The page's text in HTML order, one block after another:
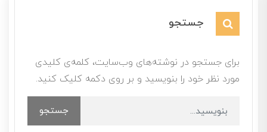
جستجو
برای جستجو در نوشته‌های وب‌سایت، کلمه‌ی کلیدی
مورد نظر خود را بنویسید و بر روی دکمه کلیک کنید.
جستجو